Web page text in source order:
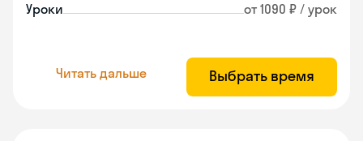
Уроки от 1090 ₽ / урок
Читать дальше Выбрать время